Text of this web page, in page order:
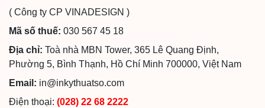
( Công ty CP VINADESIGN )
Mã số thuế: 030 567 45 18
Địa chỉ: Toà nhà MBN Tower, 365 Lê Quang Định,
Phường 5, Bình Thạnh, Hồ Chí Minh 700000, Việt Nam
Email: in@inkythuatso.com
Điện thoại: (028) 22 68 2222